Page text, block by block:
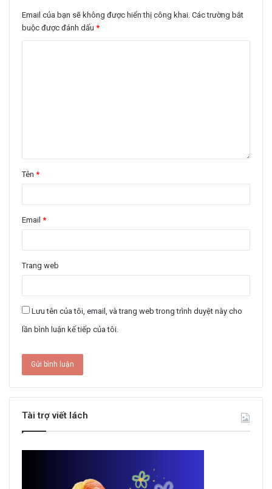
Email của bạn sẽ không được hiển thị công khai. Các trường bắt
buộc được đánh dấu *
Tên *
Email *
Trang web
Lưu tên của tôi, email, và trang web trong trình duyệt này cho
lần bình luận kế tiếp của tôi.
Tài trợ viết lách